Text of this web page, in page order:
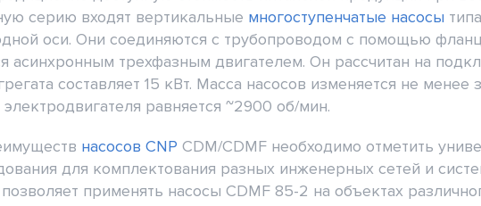
серию входят вертикальные многоступенчатые насосы
оси. Они соединяются с трубопроводом с помощью
асинхронным трехфазным двигателем. Он рассчитан на
составляет 15 кВт. Масса насосов изменяется не менее
равняется ~2900 об/мин.
насосов CNP CDM/CDMF необходимо отметить
для комплектования разных инженерных сетей и
применять насосы CDMF 85-2 на объектах